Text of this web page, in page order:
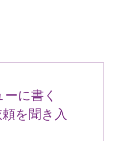
に書く
を聞き入